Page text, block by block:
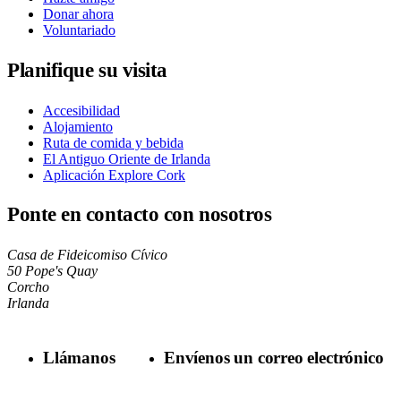
Donar ahora
Voluntariado
Planifique su visita
Accesibilidad
Alojamiento
Ruta de comida y bebida
El Antiguo Oriente de Irlanda
Aplicación Explore Cork
Ponte en contacto con nosotros
Casa de Fideicomiso Cívico
50 Pope's Quay
Corcho
Irlanda
Llámanos Envíenos un correo electrónico